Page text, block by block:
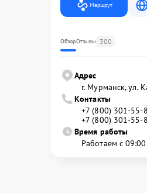
Маршрут
ОбзорОтзывы 300
Адрес
г. Мурманск, ул.
Контакты
+7 (800) 301-55-
+7 (800) 301-55-
Время работы
Работаем с